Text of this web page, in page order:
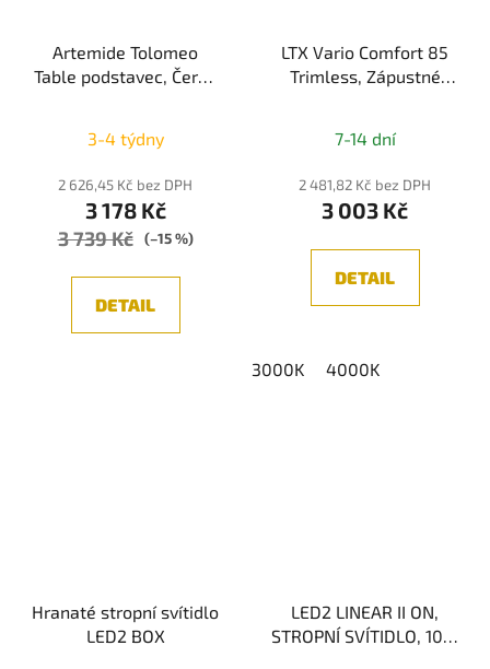
Artemide Tolomeo
Table podstavec, Černá
3-4 týdny
2 626,45 Kč bez DPH
3 178 Kč
3 739 Kč (–15 %)
DETAIL
LTX Vario Comfort 85
Trimless, Zápustné
černáhodnocení
produktu
je
z
7-14 dní
2 481,82 Kč bez DPH
3 003 Kč
DETAIL
3000K 4000K
Hranaté stropní svítidlo
LED2 BOX
LED2 LINEAR II ON,
STROPNÍ SVÍTIDLO, 10W